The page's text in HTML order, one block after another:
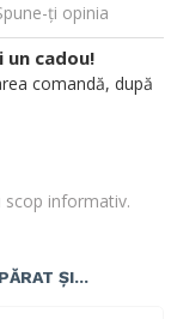
ţi opinia
scop informativ.
un cadou!
comandă, după
ȘI...